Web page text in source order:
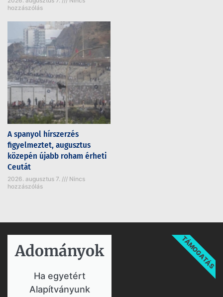
hozzászólás
A spanyol hírszerzés
figyelmeztet, augusztus
közepén újabb roham érheti
Ceutát
2026. augusztus 7.
Nincs
hozzászólás
Adományok​
Ha egyetért
Alapítványunk
TÁMOGATÁS